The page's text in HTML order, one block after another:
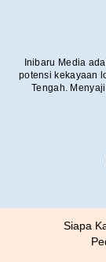
Inibaru Media
potensi kekayaan
Tengah.
Siapa